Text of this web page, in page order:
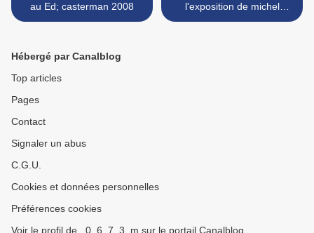
au Ed; casterman 2008
l'exposition de michel
bocart >
Hébergé par Canalblog
Top articles
Pages
Contact
Signaler un abus
C.G.U.
Cookies et données personnelles
Préférences cookies
Voir le profil de _0_6_7_3_m sur le portail Canalblog